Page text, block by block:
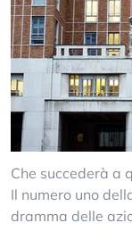
Che succederà a
Il numero uno
dramma delle